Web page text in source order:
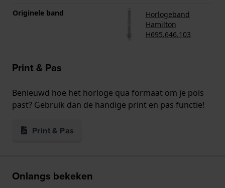
Originele band
Horlogeband
Hamilton
H695.646.103
Print & Pas
Benieuwd hoe het horloge qua formaat om je pols
past? Gebruik dan de handige print en pas functie!
Print & Pas
Onlangs bekeken